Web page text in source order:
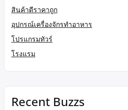
สินค้าดีราคาถูก
อุปกรณ์เครื่องจักรทำอาหาร
โปรแกรมทัวร์
โรงแรม
Recent Buzzs